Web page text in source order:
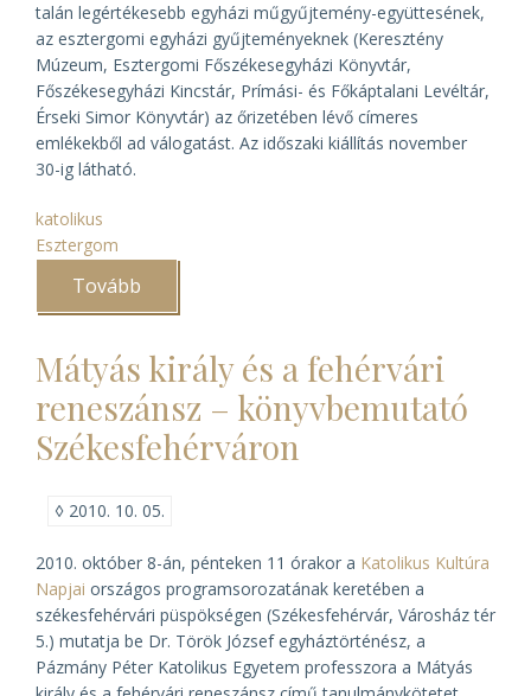
talán legértékesebb egyházi műgyűjtemény-együttesének,
az esztergomi egyházi gyűjteményeknek (Keresztény
Múzeum, Esztergomi Főszékesegyházi Könyvtár,
Főszékesegyházi Kincstár, Prímási- és Főkáptalani Levéltár,
Érseki Simor Könyvtár) az őrizetében lévő címeres
emlékekből ad válogatást. Az időszaki kiállítás november
30-ig látható.
katolikus
Esztergom
Tovább
pajzson
kiállítás
az
esztergomi
főegyházmegyei
gyűjtemények
címeres
Mátyás király és a fehérvári
reneszánsz – könyvbemutató
Székesfehérváron
◊ 2010. 10. 05.
2010. október 8-án, pénteken 11 órakor a Katolikus Kultúra
Napjai országos programsorozatának keretében a
székesfehérvári püspökségen (Székesfehérvár, Városház tér
5.) mutatja be Dr. Török József egyháztörténész, a
Pázmány Péter Katolikus Egyetem professzora a Mátyás